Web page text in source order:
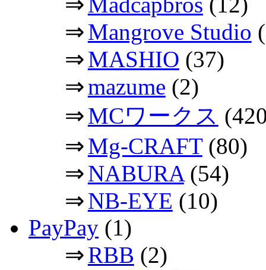
⇒Mangrove Studio
⇒MASHIO (37)
⇒mazume (2)
⇒MCワークス
⇒Mg-CRAFT(80)
⇒NABURA(54)
⇒NB-EYE (10)
PayPay (1)
⇒RBB (2)